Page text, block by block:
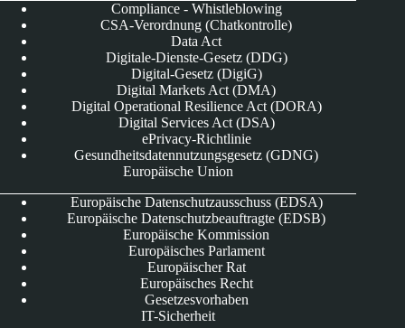
Compliance - Whistleblowing
CSA-Verordnung (Chatkontrolle)
Data Act
Digitale-Dienste-Gesetz (DDG)
Digital-Gesetz (DigiG)
Digital Markets Act (DMA)
Digital Operational Resilience Act (DORA)
Digital Services Act (DSA)
ePrivacy-Richtlinie
Gesundheitsdatennutzungsgesetz (GDNG)
Europäische Union
Europäische Datenschutzausschuss (EDSA)
Europäische Datenschutzbeauftragte (EDSB)
Europäische Kommission
Europäisches Parlament
Europäischer Rat
Europäisches Recht
Gesetzesvorhaben
IT-Sicherheit